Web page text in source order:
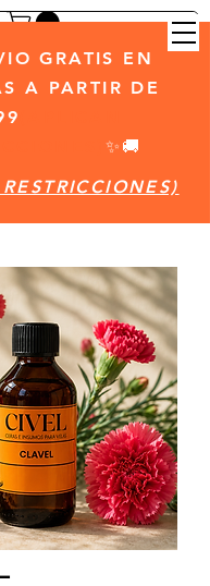
GRATIS EN
A PARTIR DE
✨🚚